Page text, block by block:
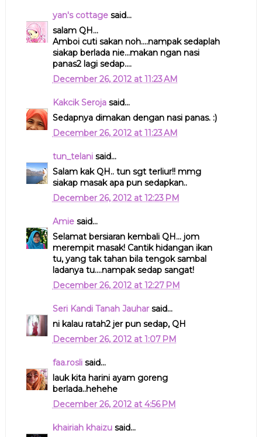
yan's cottagesaid...
salam QH...
Amboi cuti sakan noh....nampak sedaplah
siakap berlada nie...makan ngan nasi
panas2 lagi sedap....
December 26, 2012 at 11:23 AM
Kakcik Serojasaid...
Sedapnya dimakan dengan nasi panas. :)
December 26, 2012 at 11:23 AM
tun_telanisaid...
Salam kak QH.. tun sgt terliur!! mmg
siakap masak apa pun sedapkan..
December 26, 2012 at 12:23 PM
Amiesaid...
Selamat bersiaran kembali QH... jom
merempit masak! Cantik hidangan ikan
tu, yang tak tahan bila tengok sambal
ladanya tu....nampak sedap sangat!
December 26, 2012 at 12:27 PM
Seri Kandi Tanah Jauharsaid...
ni kalau ratah2 jer pun sedap, QH
December 26, 2012 at 1:07 PM
faa.roslisaid...
lauk kita harini ayam goreng
berlada..hehehe
December 26, 2012 at 4:56 PM
khairiah khaizusaid...